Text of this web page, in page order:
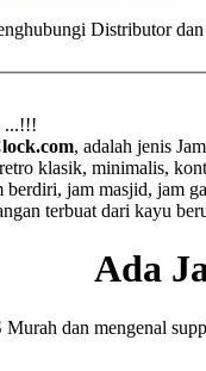
Distributor
...!!!
, adalah jenis
klasik, minimalis,
berdiri, jam masjid, jam
terbuat dari kayu
Ada
dan mengenal